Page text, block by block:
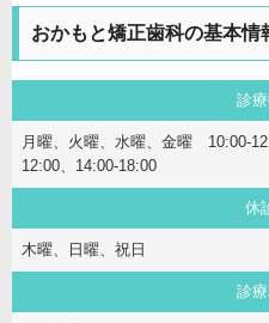
おかもと矯正歯科の基本情
診
月曜、火曜、水曜、金曜 10:00-
12:00、14:00-18:00
休
木曜、日曜、祝日
診